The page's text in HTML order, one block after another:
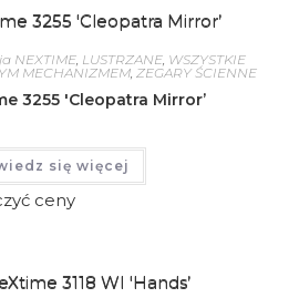
NEXTIME, LUSTRZANE, WSZYSTKIE
MECHANIZMEM, ZEGARY ŚCIENNE
3255 'Cleopatra Mirror’
się więcej
ceny